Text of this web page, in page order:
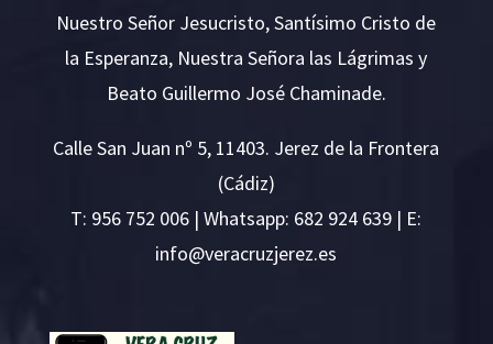
Nuestro Señor Jesucristo, Santísimo Cristo de
la Esperanza, Nuestra Señora las Lágrimas y
Beato Guillermo José Chaminade.
Calle San Juan nº 5, 11403. Jerez de la Frontera
(Cádiz)
T: 956 752 006 | Whatsapp: 682 924 639 | E:
se.ze
rejzu
rcare
v@ofn
i